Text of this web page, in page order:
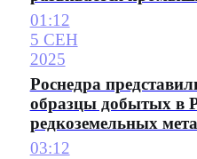
01:12
5 СЕН
2025
Роснедра
образцы добытых в
редкоземельных
03:12